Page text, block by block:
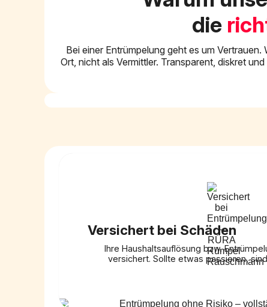
die
Bei einer Entrümpelung geht es um
Ort, nicht als Vermittler. Transparent, diskret
Versichert bei Schäden
Ihre Haushaltsauflösung bzw.
versichert. Sollte etwas passieren,